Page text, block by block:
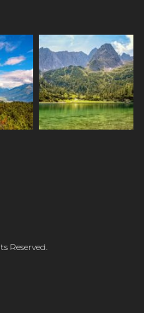
Reserved.